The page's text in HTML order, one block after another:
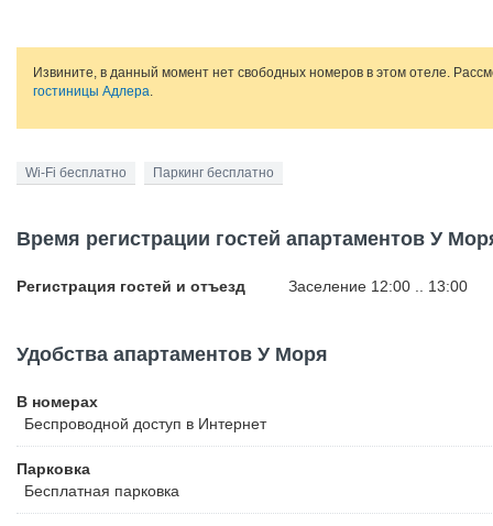
Извините, в данный момент нет свободных номеров в этом отеле.
гостиницы Адлера.
Wi-Fi бесплатно Паркинг бесплатно
Время регистрации гостей апартаментов У
Регистрация гостей и отъезд Заселение 12:00 .. 13:00
Удобства апартаментов У Моря
В номерах
Беспроводной доступ в Интернет
Парковка
Бесплатная парковка